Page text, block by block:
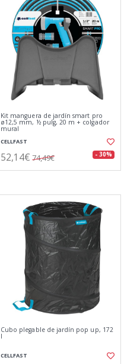
Kit manguera de jardín smart pro
ø12,5 mm, ½ pulg, 20 m + colgador
mural
CELLFAST
52,14€ 74,49€ - 30%
Cubo plegable de jardín pop up, 172
l
CELLFAST